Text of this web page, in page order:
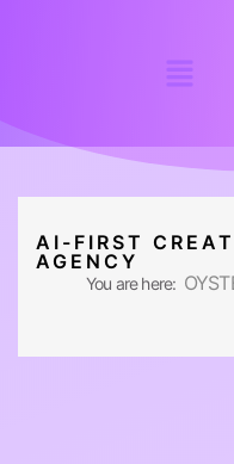
AI-FIRST
AGENCY
You are here: